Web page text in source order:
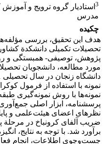
3 استادیار گروه ترویج و
مدرس
چکیده
هدف این تحقیق، بررسی
تحصیلات تکمیلی دانشکدة
پژوهش، توصیفی- همبستگی و
مورد مطالعه، دانشجویان
نمونه‌ها با روش نمونه‌گیری
پرسشنامه، ابزار اصلی
نظرهای اعضای هیئت‌علمی و
برآورد شد. با توجه به نتایج،
جست‌وجوی اطلاعات، انجام